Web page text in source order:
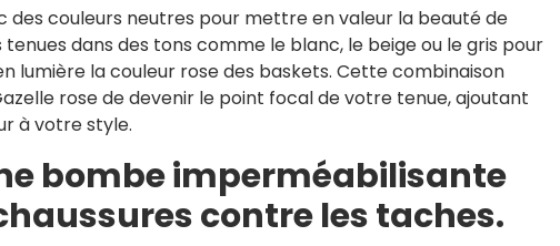
des couleurs neutres pour mettre en valeur la beauté de
dans des tons comme le blanc, le beige ou le gris pour
lumière la couleur rose des baskets. Cette combinaison
rose de devenir le point focal de votre tenue, ajoutant
à votre style.
bombe imperméabilisante
contre les taches.